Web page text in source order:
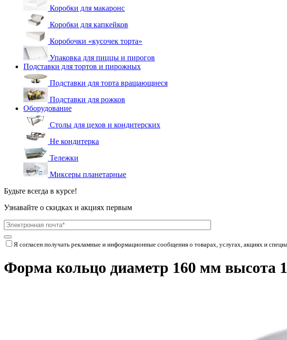
Коробки для макаронс
Коробки для капкейков
Коробочки «кусочек торта»
Упаковка для пиццы и пирогов
Подставки для тортов и пирожных
Подставки для торта вращающиеся
Подставки для рожков
Оборудование
Столы для цехов и кондитерских
Не кондитерка
Тележки
Миксеры планетарные
Будьте всегда в курсе!
Узнавайте о скидках и акциях первым
Я согласен получать рекламные и информационные сообщения о товарах, услугах, акциях и
Форма кольцо диаметр 160 мм высота